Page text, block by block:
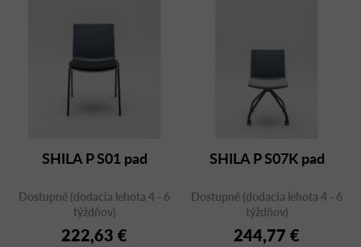
SHILA P S01 pad
Dostupné (dodacia lehota 4 - 6
týždňov)
222,63 €
SHILA P S07K pad
Dostupné (dodacia lehota 4 - 6
týždňov)
244,77 €